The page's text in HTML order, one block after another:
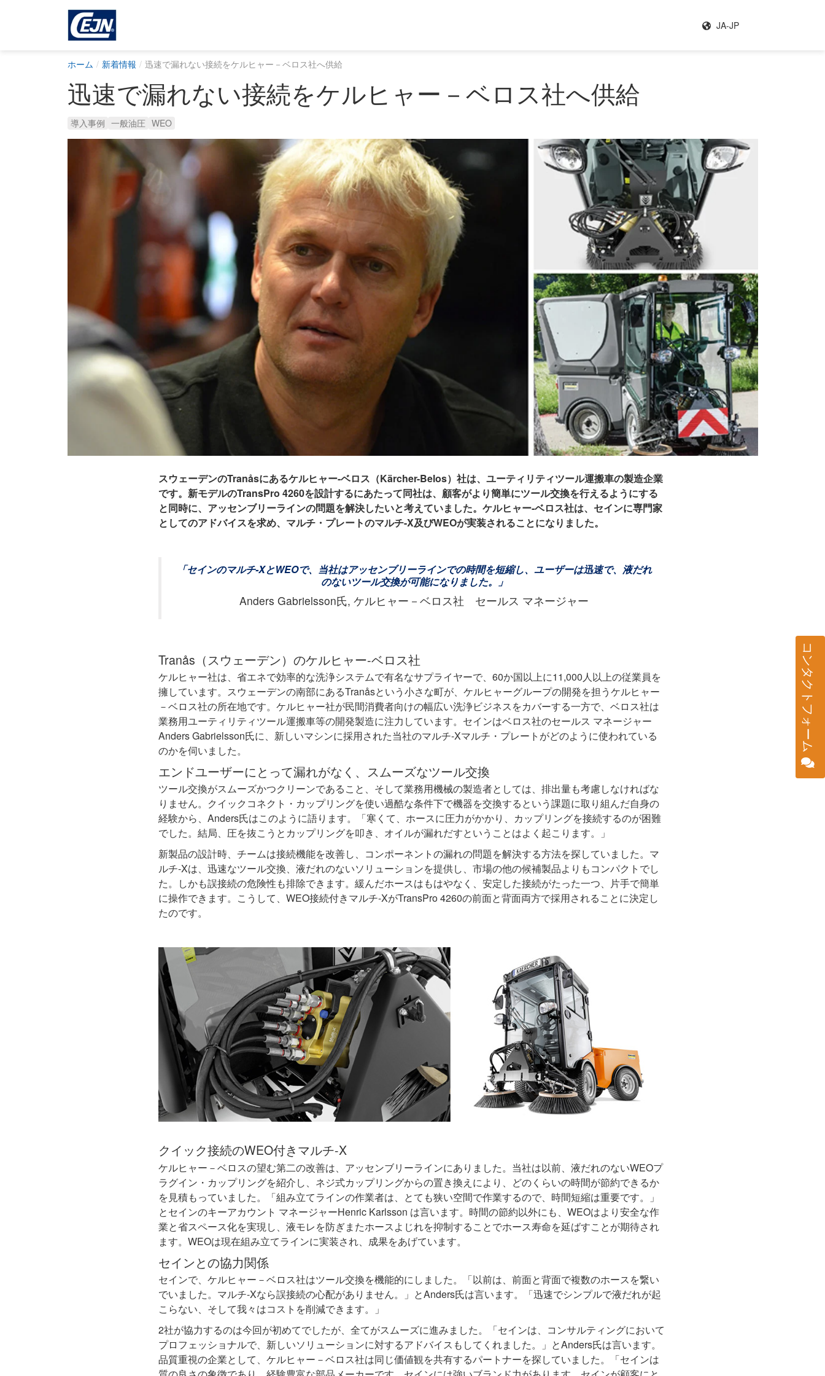
JA-JP
コンタクトフォーム
ホーム 新着情報 迅速で漏れない接続をケルヒャー－ベロス社へ供給
迅速で漏れない接続をケルヒャー－ベロス社へ供給
導入事例 一般油圧 WEO
スウェーデンのTranåsにあるケルヒャー-ベロス（Kärcher-Belos）社は、ユーティリティツール運搬車の製造企業
です。新モデルのTransPro 4260を設計するにあたって同社は、顧客がより簡単にツール交換を行えるようにする
と同時に、アッセンブリーラインの問題を解決したいと考えていました。ケルヒャー-ベロス社は、セインに専門家
としてのアドバイスを求め、マルチ・プレートのマルチ-X及びWEOが実装されることになりました。
「セインのマルチ-XとWEOで、当社はアッセンブリーラインでの時間を短縮し、ユーザーは迅速で、液だれ
のないツール交換が可能になりました。」
Anders Gabrielsson氏, ケルヒャー－ベロス社 セールス マネージャー
Tranås（スウェーデン）のケルヒャー-ベロス社
ケルヒャー社は、省エネで効率的な洗浄システムで有名なサプライヤーで、60か国以上に11,000人以上の従業員を
擁しています。スウェーデンの南部にあるTranåsという小さな町が、ケルヒャーグループの開発を担うケルヒャー
－ベロス社の所在地です。ケルヒャー社が民間消費者向けの幅広い洗浄ビジネスをカバーする一方で、ベロス社は
業務用ユーティリティツール運搬車等の開発製造に注力しています。セインはベロス社のセールス マネージャー
Anders Gabrielsson氏に、新しいマシンに採用された当社のマルチ-Xマルチ・プレートがどのように使われている
のかを伺いました。
エンドユーザーにとって漏れがなく、スムーズなツール交換
ツール交換がスムーズかつクリーンであること、そして業務用機械の製造者としては、排出量も考慮しなければな
りません。クイックコネクト・カップリングを使い過酷な条件下で機器を交換するという課題に取り組んだ自身の
経験から、Anders氏はこのように語ります。「寒くて、ホースに圧力がかかり、カップリングを接続するのが困難
でした。結局、圧を抜こうとカップリングを叩き、オイルが漏れだすということはよく起こります。」
新製品の設計時、チームは接続機能を改善し、コンポーネントの漏れの問題を解決する方法を探していました。マ
ルチ-Xは、迅速なツール交換、液だれのないソリューションを提供し、市場の他の候補製品よりもコンパクトでし
た。しかも誤接続の危険性も排除できます。緩んだホースはもはやなく、安定した接続がたった一つ、片手で簡単
に操作できます。こうして、WEO接続付きマルチ-XがTransPro 4260の前面と背面両方で採用されることに決定し
たのです。
クイック接続のWEO付きマルチ-X
ケルヒャー－ベロスの望む第二の改善は、アッセンブリーラインにありました。当社は以前、液だれのないWEOプ
ラグイン・カップリングを紹介し、ネジ式カップリングからの置き換えにより、どのくらいの時間が節約できるか
を見積もっていました。「組み立てラインの作業者は、とても狭い空間で作業するので、時間短縮は重要です。」
とセインのキーアカウント マネージャーHenric Karlsson は言います。時間の節約以外にも、WEOはより安全な作
業と省スペース化を実現し、液モレを防ぎまたホースよじれを抑制することでホース寿命を延ばすことが期待され
ます。WEOは現在組み立てラインに実装され、成果をあげています。
セインとの協力関係
セインで、ケルヒャー－ベロス社はツール交換を機能的にしました。「以前は、前面と背面で複数のホースを繋い
でいました。マルチ-Xなら誤接続の心配がありません。」とAnders氏は言います。「迅速でシンプルで液だれが起
こらない、そして我々はコストを削減できます。」
2社が協力するのは今回が初めてでしたが、全てがスムーズに進みました。「セインは、コンサルティングにおいて
プロフェッショナルで、新しいソリューションに対するアドバイスもしてくれました。」とAnders氏は言います。
品質重視の企業として、ケルヒャー－ベロス社は同じ価値観を共有するパートナーを探していました。「セインは